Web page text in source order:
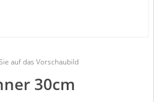
auf das Vorschaubild
30cm